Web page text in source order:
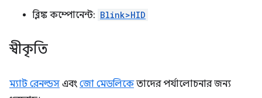
ব্লিঙ্ক কম্পোনেন্ট: Blink>HID
স্বীকৃতি
ম্যাট রেনল্ডস এবং জো মেডলিকেতাদের পর্যালোচনার জন্য